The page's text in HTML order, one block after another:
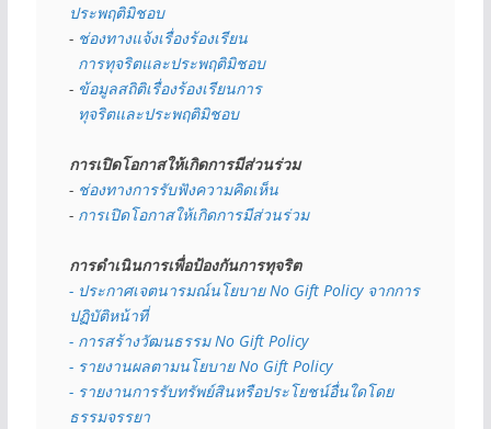
ประพฤติมิชอบ
- ช่องทางแจ้งเรื่องร้องเรียน
  การทุจริตและประพฤติมิชอบ
- ข้อมูลสถิติเรื่องร้องเรียนการ
  ทุจริตและประพฤติมิชอบ
การเปิดโอกาสให้เกิดการมีส่วนร่วม
- ช่องทางการรับฟังความคิดเห็น
- การเปิดโอกาสให้เกิดการมีส่วนร่วม
การดำเนินการเพื่อป้องกันการทุจริต
- ประกาศเจตนารมณ์นโยบาย No Gift Policy จากการ
ปฏิบัติหน้าที่
- การสร้างวัฒนธรรม No Gift Policy
- รายงานผลตามนโยบาย No Gift Policy
- รายงานการรับทรัพย์สินหรือประโยชน์อื่นใดโดย
ธรรมจรรยา